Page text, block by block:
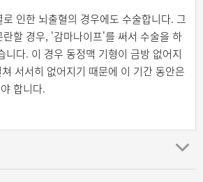
인한 뇌출혈의 경우에도 수술합니다. 그
할 경우, '감마나이프'를 써서 수술을 하
니다. 이 경우 동정맥 기형이 금방 없어지
서서히 없어지기 때문에 이 기간 동안은
합니다.